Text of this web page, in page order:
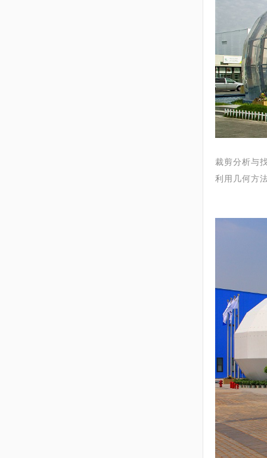
裁剪分析与
利用几何方